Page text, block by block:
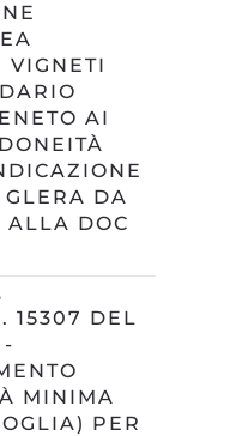
VIGNETI
AI
DA
ALLA DOC
15307 DEL
MINIMA
PER